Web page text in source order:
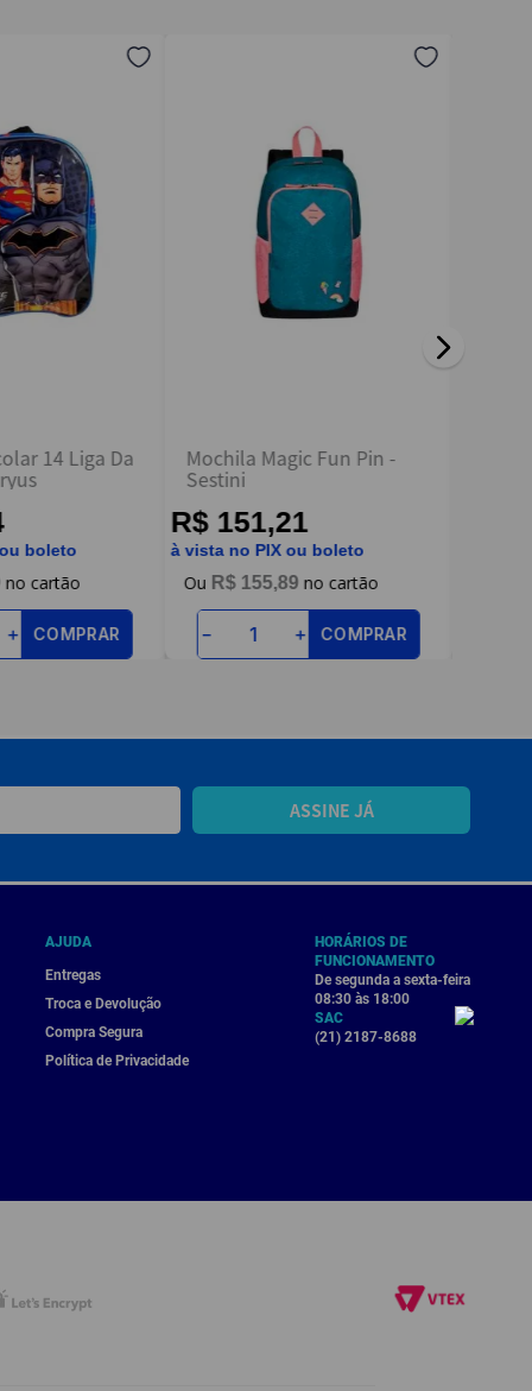
14 Liga Da
boleto
＋ COMPRAR
Mochila Magic Fun Pin -
Sestini
R$ 151,21
à vista no PIX ou boleto
R$ 155,89
＋
－ COMPRAR
ASSINE JÁ
AJUDA
Entregas
Troca e Devolução
Compra Segura
Política de Privacidade
HORÁRIOS DE
FUNCIONAMENTO
De segunda a sexta-feira
08:30 às 18:00
SAC
(21) 2187-8688